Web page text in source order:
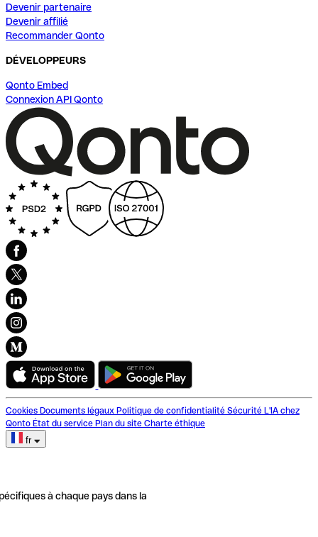
Devenir partenaire
Devenir affilié
Recommander Qonto
DÉVELOPPEURS
Qonto Embed
Connexion API Qonto
Cookies Documents légaux Politique de confidentialité Sécurité L'IA chez
Qonto État du service Plan du site Charte éthique
fr
à chaque pays dans la